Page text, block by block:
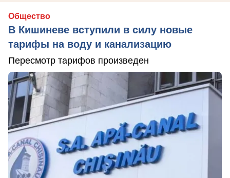
Общество
В Кишиневе вступили в силу новые
тарифы на воду и канализацию
Пересмотр тарифов произведен